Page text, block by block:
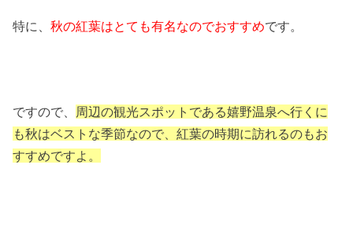
特に、秋の紅葉はとても有名なのでおすすめです。
ですので、 周辺の観光スポットである嬉野温泉へ行くに
も秋はベストな季節なので、紅葉の時期に訪れるのもお
すすめですよ。